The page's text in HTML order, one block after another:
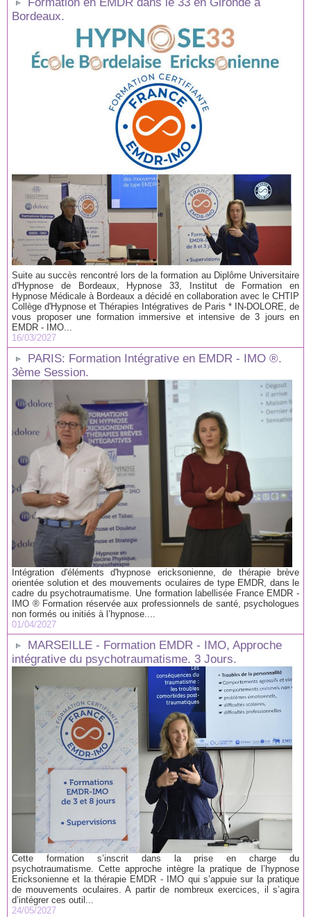
Formation en EMDR dans le 33 en Gironde à
Bordeaux.
Suite au succès rencontré lors de la formation au Diplôme Universitaire
d'Hypnose de Bordeaux, Hypnose 33, Institut de Formation en
Hypnose Médicale à Bordeaux a décidé en collaboration avec le CHTIP
Collège d'Hypnose et Thérapies Intégratives de Paris * IN-DOLORE, de
vous proposer une formation immersive et intensive de 3 jours en
EMDR - IMO...
16/03/2027
PARIS: Formation Intégrative en EMDR - IMO ®.
3ème Session.
Intégration d'éléments d'hypnose ericksonienne, de thérapie brève
orientée solution et des mouvements oculaires de type EMDR, dans le
cadre du psychotraumatisme. Une formation labellisée France EMDR -
IMO ® Formation réservée aux professionnels de santé, psychologues
non formés ou initiés à l’hypnose....
01/04/2027
MARSEILLE - Formation EMDR - IMO, Approche
intégrative du psychotraumatisme. 3 Jours.
Cette formation s’inscrit dans la prise en charge du
psychotraumatisme. Cette approche intègre la pratique de l’hypnose
Ericksonienne et la thérapie EMDR - IMO qui s’appuie sur la pratique
de mouvements oculaires. A partir de nombreux exercices, il s’agira
d’intégrer ces outil...
24/05/2027